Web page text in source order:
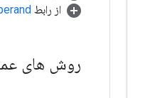
از رابط
روش های